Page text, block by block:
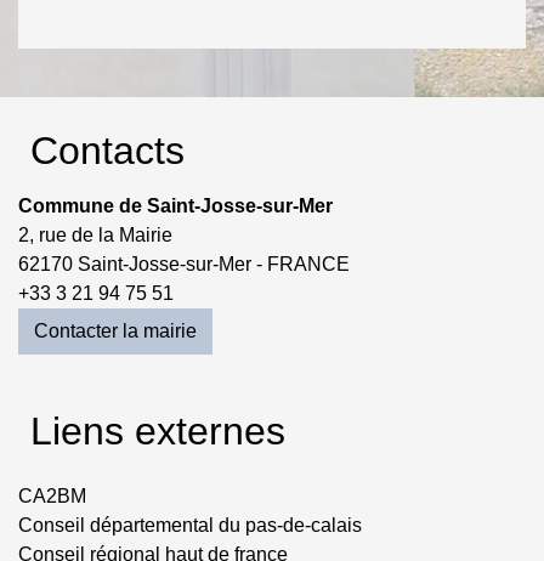
Contacts
Commune de Saint-Josse-sur-Mer
2, rue de la Mairie
62170 Saint-Josse-sur-Mer - FRANCE
+33 3 21 94 75 51
Contacter la mairie
Liens externes
CA2BM
Conseil départemental du pas-de-calais
Conseil régional haut de france